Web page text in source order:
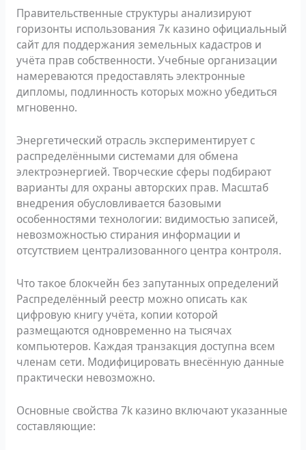
Правительственные структуры анализируют
горизонты использования 7к казино официальный
сайт для поддержания земельных кадастров и
учёта прав собственности. Учебные организации
намереваются предоставлять электронные
дипломы, подлинность которых можно убедиться
мгновенно.
Энергетический отрасль экспериментирует с
распределёнными системами для обмена
электроэнергией. Творческие сферы подбирают
варианты для охраны авторских прав. Масштаб
внедрения обусловливается базовыми
особенностями технологии: видимостью записей,
невозможностью стирания информации и
отсутствием централизованного центра контроля.
Что такое блокчейн без запутанных определений
Распределённый реестр можно описать как
цифровую книгу учёта, копии которой
размещаются одновременно на тысячах
компьютеров. Каждая транзакция доступна всем
членам сети. Модифицировать внесённую данные
практически невозможно.
Основные свойства 7k казино включают указанные
составляющие: